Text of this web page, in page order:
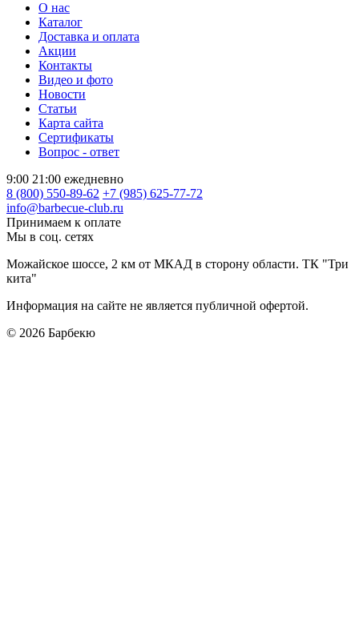
О нас
Каталог
Доставка и оплата
Акции
Контакты
Видео и фото
Новости
Статьи
Карта сайта
Сертификаты
Вопрос - ответ
9:00 21:00 ежедневно
8 (800) 550-89-62 +7 (985) 625-77-72
info@barbecue-club.ru
Принимаем к оплате
Мы в соц. сетях
Можайское шоссе, 2 км от МКАД в сторону области. ТК "Три
кита"
Информация на сайте не является публичной офертой.
© 2026 Барбекю